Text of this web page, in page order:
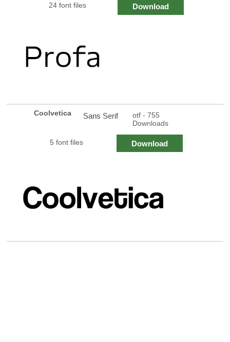
24 font files Download
Coolvetica Sans Serif
otf - 755
Downloads
5 font files Download